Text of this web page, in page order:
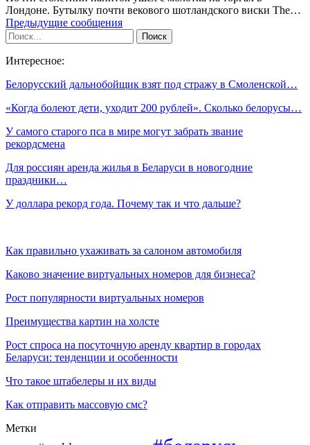
Лондоне. Бутылку почти векового шотландского виски The…
Предыдущие сообщения
Интересное:
Белорусский дальнобойщик взят под стражу в Смоленской…
«Когда болеют дети, уходит 200 рублей». Сколько белорусы…
У самого старого пса в мире могут забрать звание
рекордсмена
Для россиян аренда жилья в Беларуси в новогодние
праздники…
У доллара рекорд года. Почему так и что дальше?
Как правильно ухаживать за салоном автомобиля
Каково значение виртуальных номеров для бизнеса?
Рост популярности виртуальных номеров
Преимущества картин на холсте
Рост спроса на посуточную аренду квартир в городах
Беларуси: тенденции и особенности
Что такое штабелеры и их виды
Как отправить массовую смс?
Метки